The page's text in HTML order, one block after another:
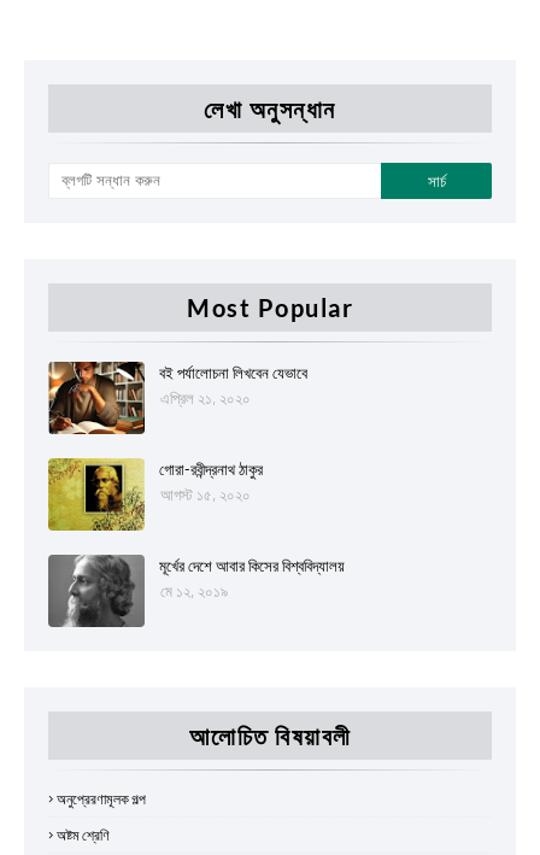
লেখা অনুসন্ধান
Most Popular
বই পর্যালোচনা লিখবেন যেভাবে
এপ্রিল ২১, ২০২০
গোরা-রবীন্দ্রনাথ ঠাকুর
আগস্ট ১৫, ২০২০
মূর্খের দেশে আবার কিসের বিশ্ববিদ্যালয়
মে ১২, ২০১৯
আলোচিত বিষয়াবলী
অনুপ্রেরণামূলক গল্প
অষ্টম শ্রেণি